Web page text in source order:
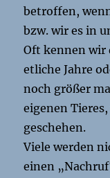
betroffen,
bzw. wir es in
Oft kennen wir
etliche Jahre
noch größer
eigenen
geschehen.
Viele werden
einen